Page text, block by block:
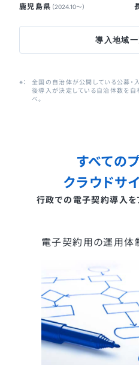
鹿児島県 （2024.10〜）
導入地域
全国の自治体が公開している公募・
後導入が決定している自治体数を
べ。
すべての
クラウドサ
行政での電子契約導入を
電子契約用の運用体